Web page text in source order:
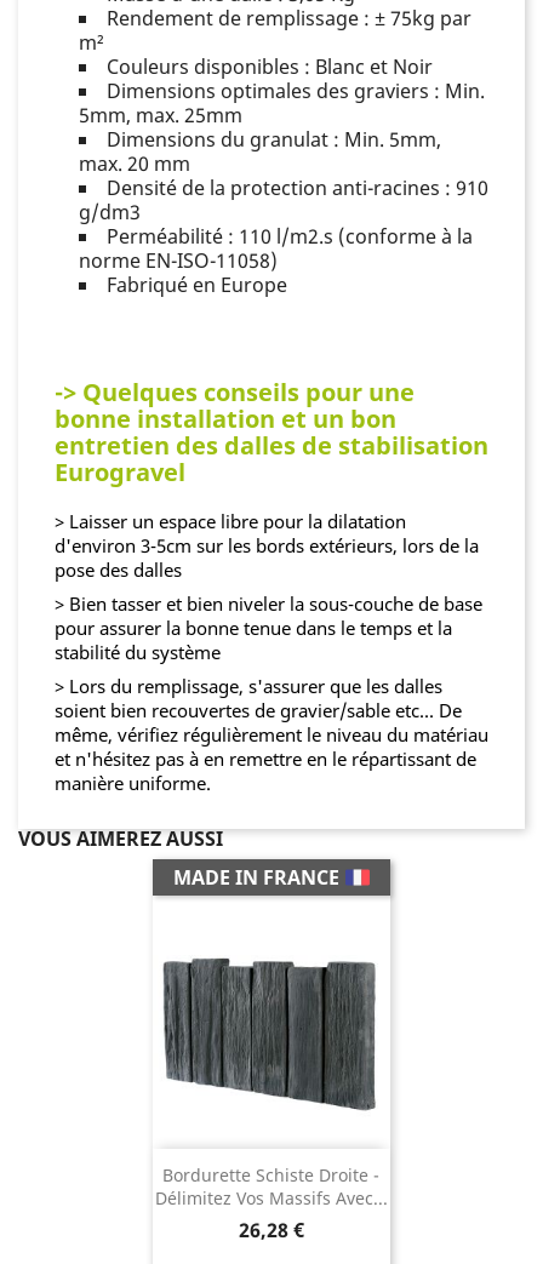
Rendement de remplissage : ± 75kg par
m²
Couleurs disponibles : Blanc et Noir
Dimensions optimales des graviers : Min.
5mm, max. 25mm
Dimensions du granulat : Min. 5mm,
max. 20 mm
Densité de la protection anti-racines : 910
g/dm3
Perméabilité : 110 l/m2.s (conforme à la
norme EN-ISO-11058)
Fabriqué en Europe
-> Quelques conseils pour une
bonne installation et un bon
entretien des dalles de stabilisation
Eurogravel
> Laisser un espace libre pour la dilatation
d'environ 3-5cm sur les bords extérieurs, lors de la
pose des dalles
> Bien tasser et bien niveler la sous-couche de base
pour assurer la bonne tenue dans le temps et la
stabilité du système
> Lors du remplissage, s'assurer que les dalles
soient bien recouvertes de gravier/sable etc... De
même, vérifiez régulièrement le niveau du matériau
et n'hésitez pas à en remettre en le répartissant de
manière uniforme.
VOUS AIMEREZ AUSSI
Bordurette Schiste Droite -
Délimitez Vos Massifs Avec...
Prix
26,28 €
MADE IN FRANCE